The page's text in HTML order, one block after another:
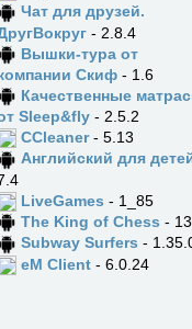
Чат для друзей.
- 2.8.4
Вышки-тура от
Скиф - 1.6
Качественные
Sleep&fly - 2.5.2
CCleaner- 5.13
Английский для
LiveGames - 1_85
The King of Chess -
Subway Surfers -
eM Client - 6.0.24